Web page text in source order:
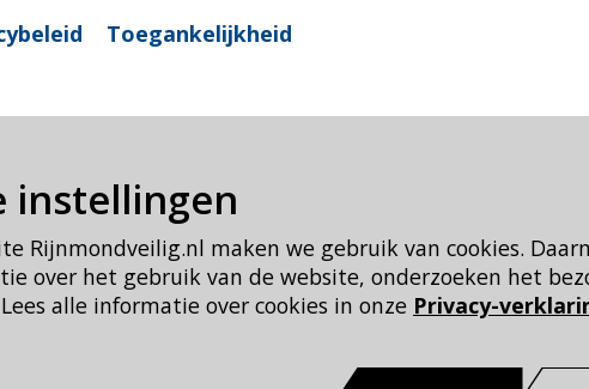
instellingen
Rijnmondveilig.nl maken we gebruik van cookies.
over het gebruik van de website, onderzoeken het
alle informatie over cookies in onze Privacy-
Toegankelijkheid